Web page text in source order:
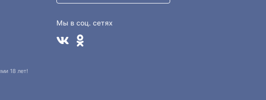
Мы в соц. сетях
18 лет!